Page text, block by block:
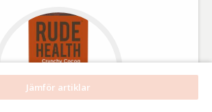
Jämför artiklar